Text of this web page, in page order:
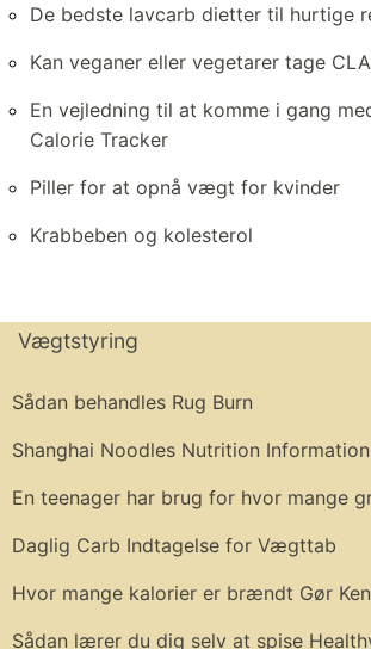
De bedste lavcarb dietter til hurtige
Kan veganer eller vegetarer tage
En vejledning til at komme i gang
Calorie Tracker
Piller for at opnå vægt for kvinder
Krabbeben og kolesterol
Vægtstyring
Sådan behandles Rug Burn
Shanghai Noodles Nutrition Information
En teenager har brug for hvor mange
Daglig Carb Indtagelse for Vægttab
Hvor mange kalorier er brændt Gør
Sådan lærer du dig selv at spise